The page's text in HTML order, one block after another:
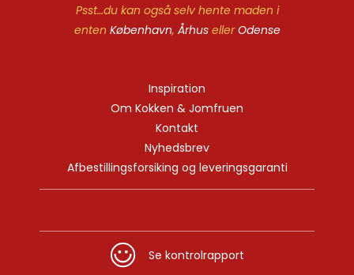
Psst…du kan også selv hente maden i
enten København, ÅrhusellerOdense
Inspiration
Om Kokken & Jomfruen
Kontakt
Nyhedsbrev
Afbestillingsforsiking og leveringsgaranti
Se kontrolrapport